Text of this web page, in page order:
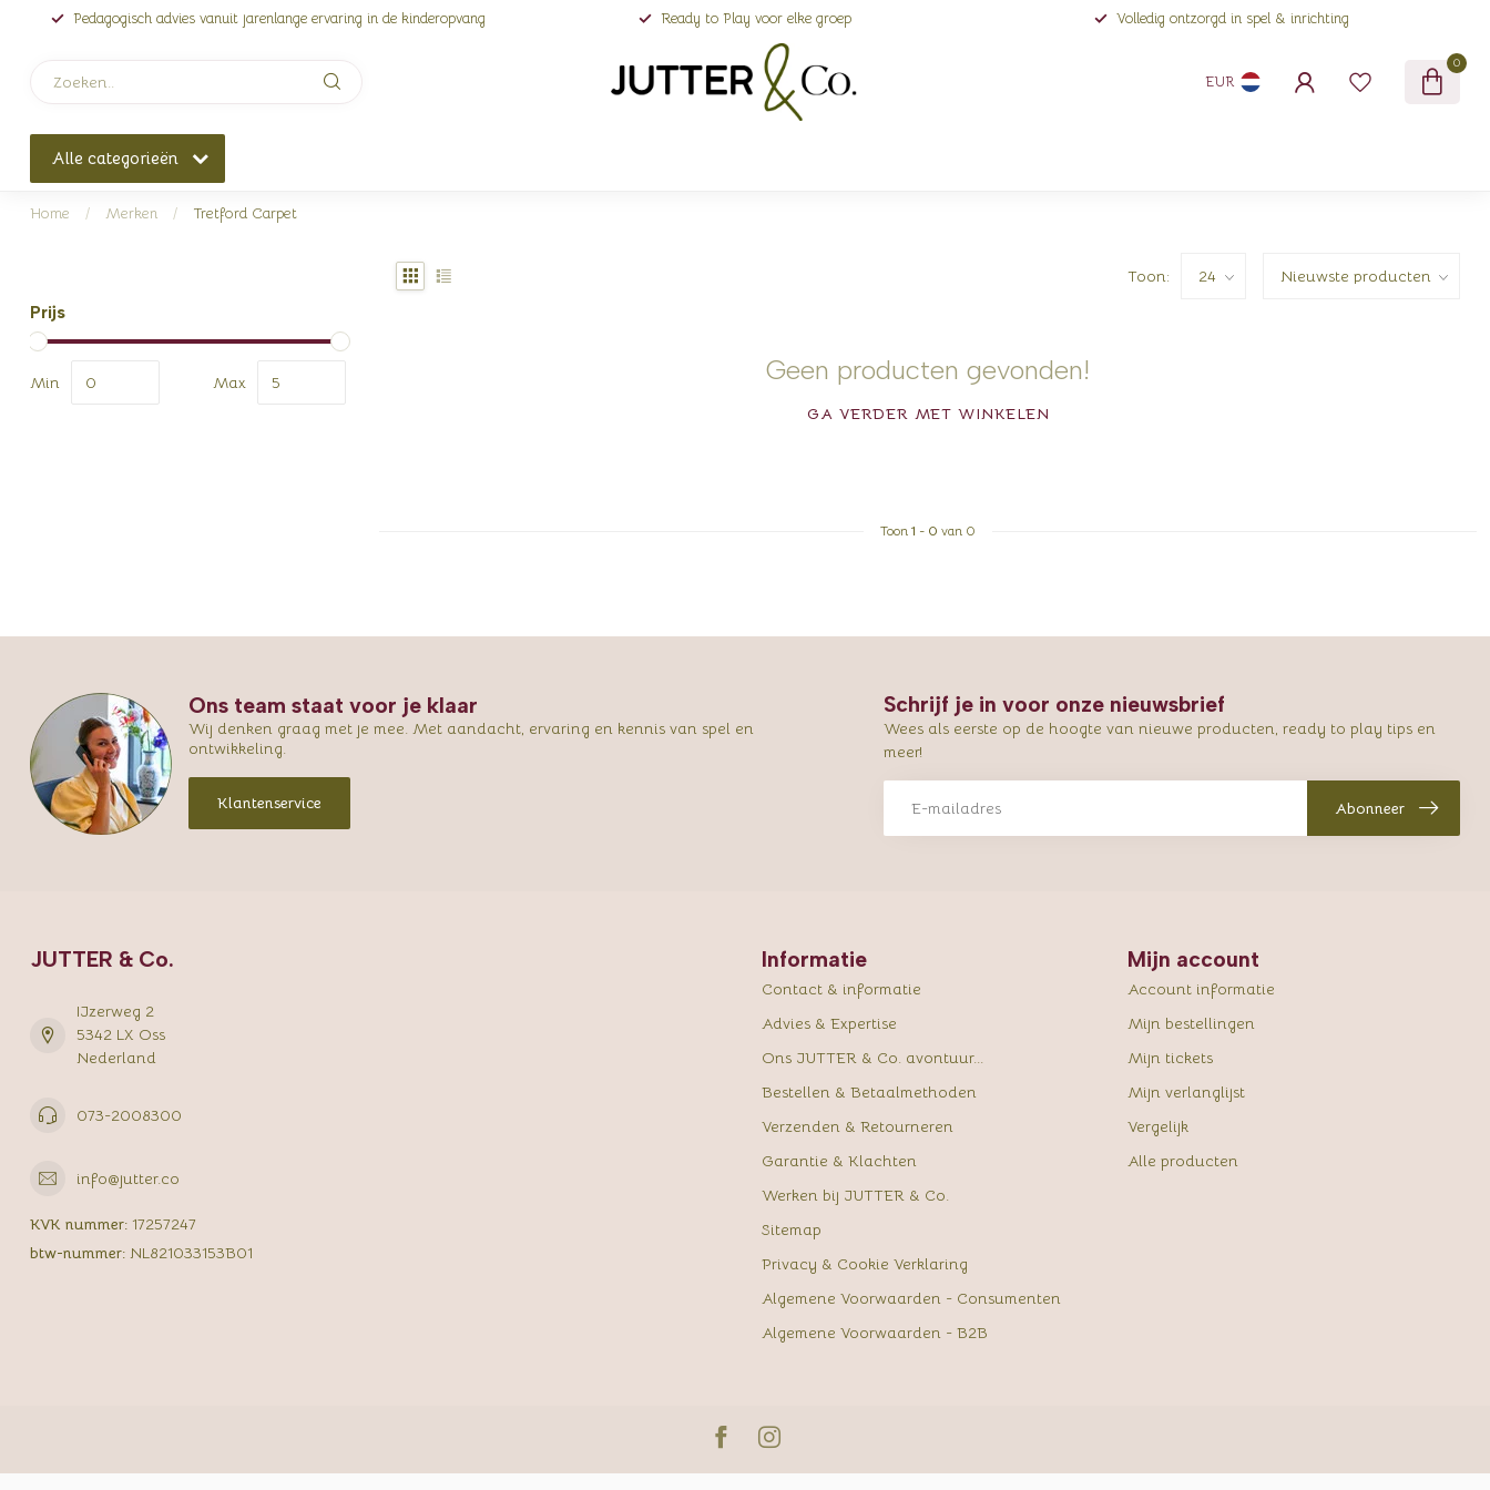
Pedagogisch advies vanuit jarenlange ervaring in de kinderopvang Ready to Play voor elke groep Volledig ontzorgd in spel & inrichting
EUR
0
Alle categorieën
Home / Merken / Tretford Carpet
Prijs
Min Max
Toon:
Geen producten gevonden!
GA VERDER MET WINKELEN
Toon 1 - 0 van 0
Ons team staat voor je klaar
Wij denken graag met je mee. Met aandacht, ervaring en kennis van spel en
ontwikkeling.
Klantenservice
Schrijf je in voor onze nieuwsbrief
Wees als eerste op de hoogte van nieuwe producten, ready to play tips en
meer!
Abonneer
JUTTER & Co.
IJzerweg 2
5342 LX Oss
Nederland
073-2008300
info@jutter.co
KVK nummer: 17257247
btw-nummer: NL821033153B01
Informatie
Contact & informatie
Advies & Expertise
Ons JUTTER & Co. avontuur...
Bestellen & Betaalmethoden
Verzenden & Retourneren
Garantie & Klachten
Werken bij JUTTER & Co.
Sitemap
Privacy & Cookie Verklaring
Algemene Voorwaarden - Consumenten
Algemene Voorwaarden - B2B
Mijn account
Account informatie
Mijn bestellingen
Mijn tickets
Mijn verlanglijst
Vergelijk
Alle producten